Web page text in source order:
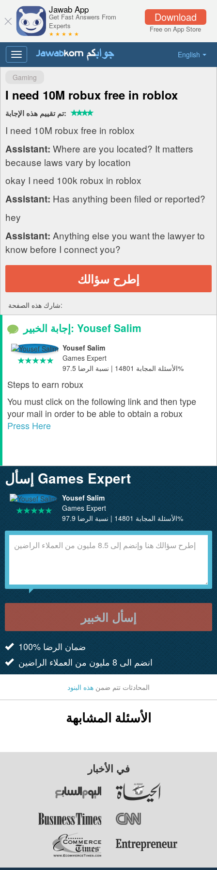
Download
Free on App Store
Jawab App
Get Fast Answers From
Experts
★ ★ ★ ★ ★
English
Toggle
navigation
Gaming
I need 10M robux free in roblox
تم تقييم هذه الإجابة:
I need 10M robux free in roblox
Assistant: Where are you located? It matters
because laws vary by location
okay I need 100k robux in roblox
Assistant: Has anything been filed or reported?
hey
Assistant: Anything else you want the lawyer to
know before I connect you?
إطرح سؤالك
شارك هذه الصفحة:
إجابة الخبير: Yousef Salim
Yousef Salim
Games Expert
الأسئلة المجابة 14801 | نسبة الرضا 97.5%
Steps to earn robux
You must click on the following link and then type
your mail in order to be able to obtain a robux
Press Here
إسأل Games Expert
Yousef Salim
Games Expert
الأسئلة المجابة 14801 | نسبة الرضا 97.9%
إسأل الخبير
100% ضمان الرضا
انضم الى 8 مليون من العملاء الراضين
المحادثات تتم ضمن هذه البنود
الأسئلة المشابهة
في الأخبار